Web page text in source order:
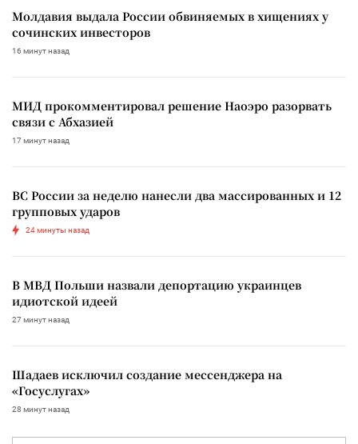
Молдавия выдала России обвиняемых в хищениях у
сочинских инвесторов
16 минут назад
МИД прокомментировал решение Наоэро разорвать
связи с Абхазией
17 минут назад
ВС России за неделю нанесли два массированных и 12
групповых ударов
24 минуты назад
В МВД Польши назвали депортацию украинцев
идиотской идеей
27 минут назад
Шадаев исключил создание мессенджера на
«Госуслугах»
28 минут назад